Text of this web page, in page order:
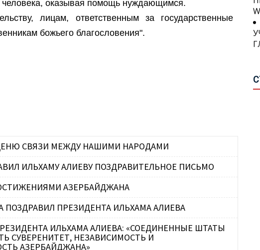
оказывая помощь нуждающимся.
лицам, ответственным за государственные
божьего благословения".
СВЯЗИ МЕЖДУ НАШИМИ НАРОДАМИ
ИЛЬХАМУ АЛИЕВУ ПОЗДРАВИТЕЛЬНОЕ ПИСЬМО
АЗЕРБАЙДЖАНА
ПРЕЗИДЕНТА ИЛЬХАМА АЛИЕВА
ИЛЬХАМА АЛИЕВА: «СОЕДИНЕННЫЕ ШТАТЫ
СУВЕРЕНИТЕТ, НЕЗАВИСИМОСТЬ И
АЗЕРБАЙДЖАНА»